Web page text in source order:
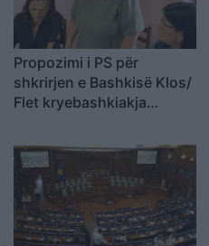
Propozimi i PS për
shkrirjen e Bashkisë Klos/
Flet kryebashkiakja
Jam shërbëtore e popullit,
karrigia është e
përkohshme, nëse
qytetarët janë kundër, unë
jam me ta (VIDEO)